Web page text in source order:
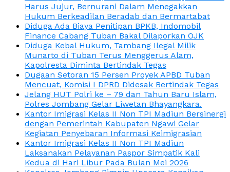
Harus Jujur, Bernurani Dalam Menegakkan
Hukum Berkeadilan Beradab dan Bermartabat
Diduga Ada Biaya Penitipan BPKB, Indomobil
Finance Cabang Tuban Bakal Dilaporkan OJK
Diduga Kebal Hukum, Tambang Ilegal Milik
Munarto di Tuban Terus Menggerus Alam,
Kapolresta Diminta Bertindak Tegas
Dugaan Setoran 15 Persen Proyek APBD Tuban
Mencuat, Komisi I DPRD Didesak Bertindak Tegas
Jelang HUT Polri ke – 79 dan Tahun Baru Islam,
Polres Jombang Gelar Liwetan Bhayangkara.
Kantor Imigrasi Kelas II Non TPI Madiun Bersinergi
dengan Pemerintah Kabupaten Ngawi Gelar
Kegiatan Penyebaran Informasi Keimigrasian
Kantor Imigrasi Kelas II Non TPI Madiun
Laksanakan Pelayanan Paspor Simpatik Kali
Kedua di Hari Libur Pada Bulan Mei 2026